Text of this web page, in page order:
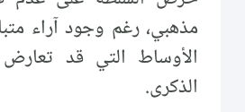
مذهبي، رغم وجود آراء
الأوساط التي قد تعارض
الذكرى.